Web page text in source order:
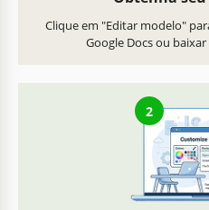
Clique em "Editar modelo"
Google Docs ou
2